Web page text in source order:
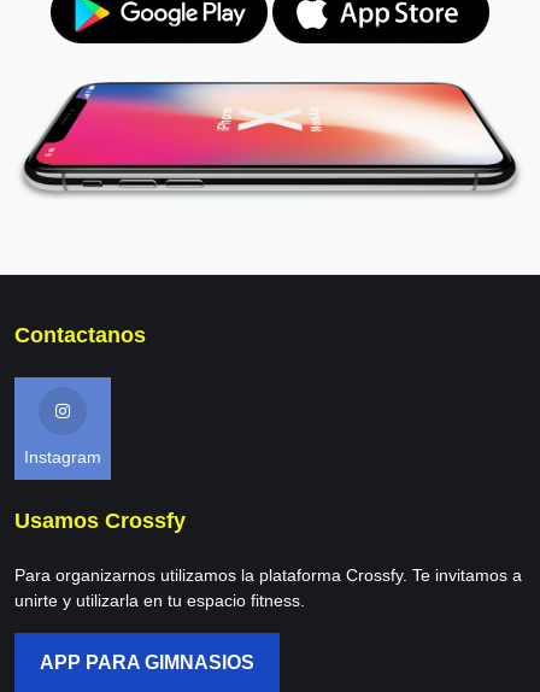
Contactanos
Instagram
Usamos Crossfy
Para organizarnos utilizamos la plataforma Crossfy. Te invitamos a
unirte y utilizarla en tu espacio fitness.
APP PARA GIMNASIOS